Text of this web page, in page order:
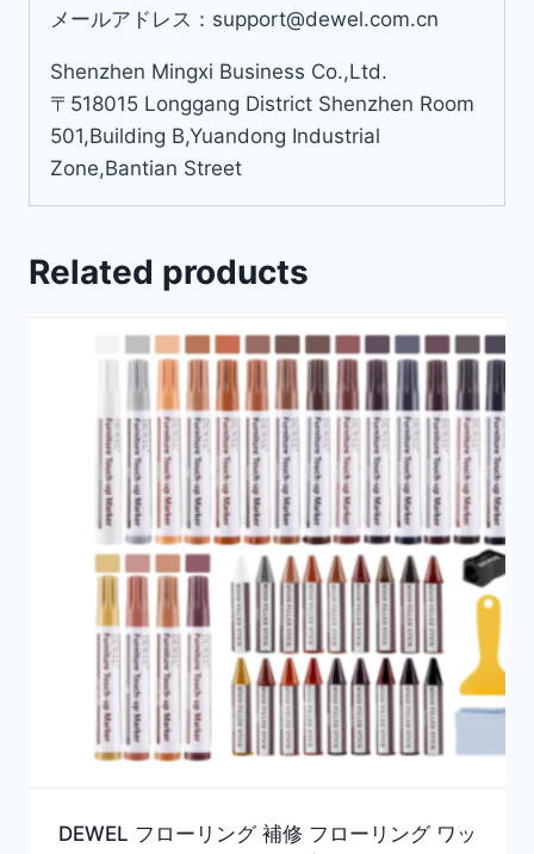
メールアドレス：support@dewel.com.cn
Shenzhen Mingxi Business Co.,Ltd.
〒518015 Longgang District Shenzhen Room
501,Building B,Yuandong Industrial
Zone,Bantian Street
Related products
DEWEL フローリング 補修 フローリング ワッ